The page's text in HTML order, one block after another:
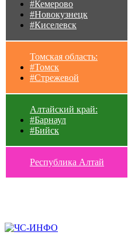
#Кемерово
#Новокузнецк
#Киселевск
Томская область:
#Томск
#Стрежевой
Алтайский край:
#Барнаул
#Бийск
Республика Алтай